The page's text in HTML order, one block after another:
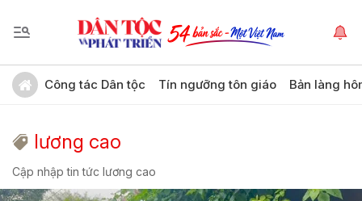
Công tác Dân tộc Tín ngưỡng tôn giáo Bản làng
lương cao
Cập nhập tin tức lương cao